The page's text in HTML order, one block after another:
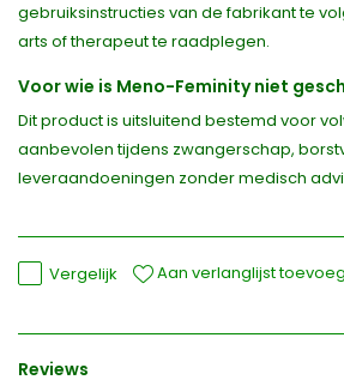
gebruiksinstructies van de fabrikant te
arts of therapeut te raadplegen.
Voor wie is Meno-Feminity niet
Dit product is uitsluitend bestemd voor
aanbevolen tijdens zwangerschap,
leveraandoeningen zonder medisch
Vergelijk Aan verlanglijst
Reviews